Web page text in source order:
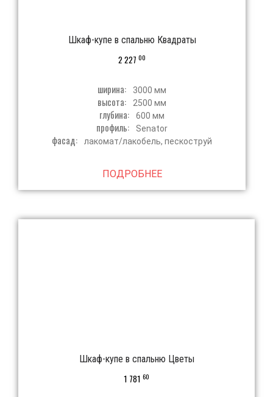
Шкаф-купе в спальню Квадраты
2 22700
ширина: 3000 мм
высота: 2500 мм
глубина: 600 мм
профиль: Senator
фасад: лакомат/лакобель, пескоструй
ПОДРОБНЕЕ
Шкаф-купе в спальню Цветы
1 781 60